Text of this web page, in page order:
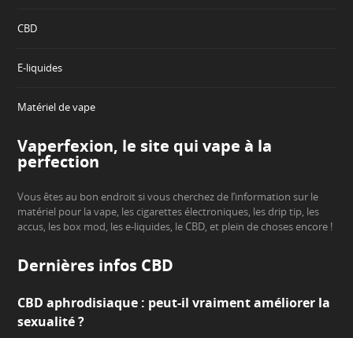
CBD
E-liquides
Matériel de vape
Vaperfexion, le site qui vape à la
perfection
Vous êtes au bon endroit si vous cherchez de l’information sur le
matériel pour la vape, les cigarettes électroniques, les drip tip, les
accus, les box mod, les e-liquides, le CBD, et plein de choses encore !
Dernières infos CBD
CBD aphrodisiaque : peut-il vraiment améliorer la
sexualité ?